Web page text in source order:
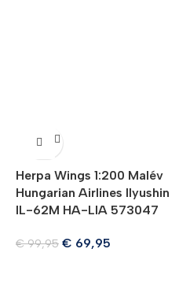
Herpa Wings 1:200 Malév
Hungarian Airlines Ilyushin
IL-62M HA-LIA 573047
€99,95 € 69,95